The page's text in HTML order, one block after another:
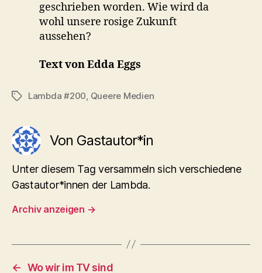
geschrieben worden. Wie wird da
wohl unsere rosige Zukunft
aussehen?
Text von Edda Eggs
Schlagwörter
Lambda #200 Queere Medien
Von Gastautor*in
Unter diesem Tag versammeln sich verschiedene
Gastautor*innen der Lambda.
Archiv anzeigen →
← Wo wir im TV sind